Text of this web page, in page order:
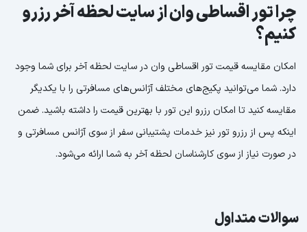
چرا تور اقساطی وان از سایت لحظه آخر رزرو
کنیم؟
امکان مقایسه قیمت تور اقساطی وان در سایت لحظه آخر برای شما وجود
دارد. شما می‌توانید پکیج‌های مختلف آژانس‌های مسافرتی را با یکدیگر
مقایسه کنید تا امکان رزرو این تور با بهترین قیمت را داشته باشید. ضمن
اینکه پس از رزرو تور نیز خدمات پشتیبانی سفر از سوی آژانس مسافرتی و
در صورت نیاز از سوی کارشناسان لحظه آخر به شما ارائه می‌شود.
سوالات متداول